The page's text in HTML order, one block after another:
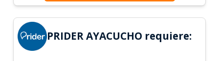
PRIDER AYACUCHO requiere: